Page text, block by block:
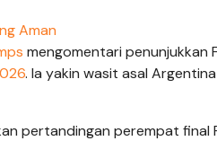
Aman
mengomentari penunjukkan
. Ia yakin wasit asal
pertandingan perempat final